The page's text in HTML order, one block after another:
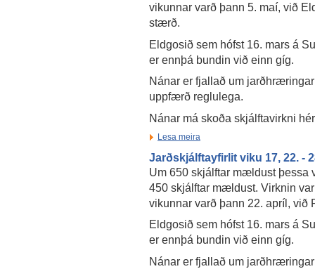
vikunnar varð þann 5. maí, við
stærð.
Eldgosið sem hófst 16. mars á
er ennþá bundin við einn gíg.
Nánar er fjallað um
uppfærð reglulega.
Nánar má skoða skjálftavirkni
Lesa meira
Jarðskjálftayfirlit viku 17, 22. -
Um 650 skjálftar mældust þessa
450 skjálftar mældust. Virknin
vikunnar varð þann 22. apríl,
Eldgosið sem hófst 16. mars á
er ennþá bundin við einn gíg.
Nánar er fjallað um